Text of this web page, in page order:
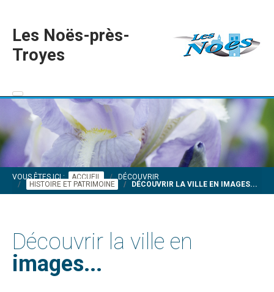
Les Noës-près-
Troyes
VOUS ÊTES ICI : ACCUEIL
DÉCOUVRIR
HISTOIRE ET PATRIMOINE
DÉCOUVRIR LA VILLE EN IMAGES...
Découvrir la ville en
images...